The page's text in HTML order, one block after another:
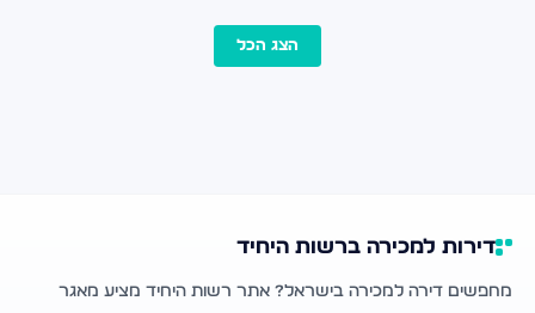
הצג הכל
דירות למכירה ברשות היחיד
מחפשים דירה למכירה בישראל? אתר רשות היחיד מציע מאגר